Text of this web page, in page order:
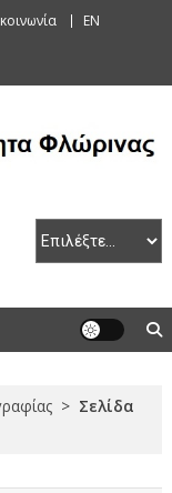
EN
> Σελίδα